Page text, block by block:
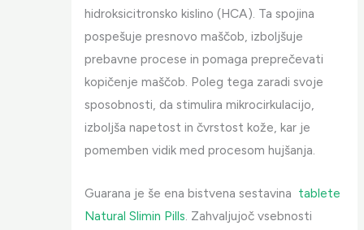
hidroksicitronsko kislino (HCA). Ta spojina
pospešuje presnovo maščob, izboljšuje
prebavne procese in pomaga preprečevati
kopičenje maščob. Poleg tega zaradi svoje
sposobnosti, da stimulira mikrocirkulacijo,
izboljša napetost in čvrstost kože, kar je
pomemben vidik med procesom hujšanja.
Guarana je še ena bistvena sestavina tablete
Natural Slimin Pills. Zahvaljujoč vsebnosti